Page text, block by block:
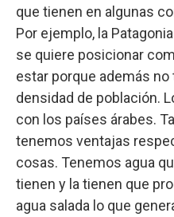
que tienen en algunas
Por ejemplo, la
se quiere posicionar
estar porque además
densidad de población.
con los países árabes.
tenemos ventajas
cosas. Tenemos agua
tienen y la tienen que
agua salada lo que